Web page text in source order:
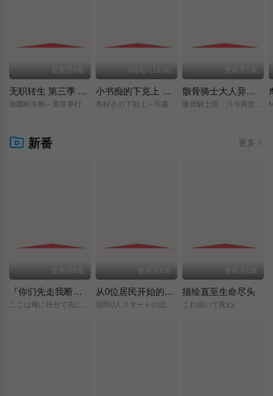
更新至6集
无职转生 第三季 ～到了异世界就拿出真本事～
無職転生Ⅲ/～異世界行ったら本気だす～/
09|周六18:00
小书痴的下克上 〜为了成为图书管理员而不择手段〜 领主的养女
本好きの下剋上～司書になるためには手段を選んでいられません～/領主の養女/
更新至5集
骸骨骑士大人异世界冒险中 第二季
骸骨騎士様、只今異世界へお出掛け中Ⅱ/
新番 更多
更新至6集
『你们先走我断后』，于是10年后我成为了传说
更新至6集
从0位居民开始的边境领主大人
更新至6集
描绘直至生命尽头
これ描いて死ね/